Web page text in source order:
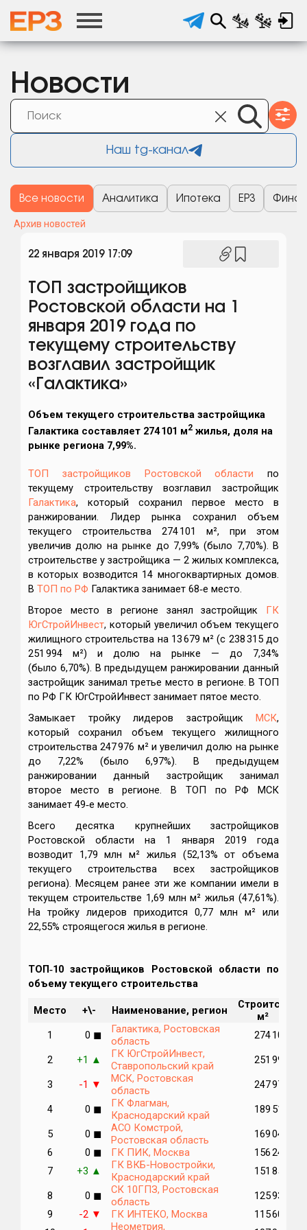
Новости
Наш tg-канал
Все новости Аналитика Ипотека ЕРЗ
Архив новостей
22 января 2019 17:09
ТОП застройщиков
Ростовской области на 1
января 2019 года по
текущему строительству
возглавил застройщик
«Галактика»
Объем текущего строительства застройщика
Галактика составляет 274 101 м2 жилья, доля на
рынке региона 7,99%.
ТОП застройщиков Ростовской области по
текущему строительству возглавил застройщик
Галактика, который сохранил первое место в
ранжировании. Лидер рынка сохранил объем
текущего строительства 274 101 м², при этом
увеличив долю на рынке до 7,99% (было 7,70%). В
строительстве у застройщика — 2 жилых комплекса,
в которых возводится 14 многоквартирных домов.
В ТОП по РФ Галактика занимает 68‑е место.
Второе место в регионе занял застройщик ГК
ЮгСтройИнвест, который увеличил объем текущего
жилищного строительства на 13 679 м² (с 238 315 до
251 994 м²) и долю на рынке — до 7,34%
(было 6,70%). В предыдущем ранжировании данный
застройщик занимал третье место в регионе. В ТОП
по РФ ГК ЮгСтройИнвест занимает пятое место.
Замыкает тройку лидеров застройщик МСК,
который сохранил объем текущего жилищного
строительства 247 976 м² и увеличил долю на рынке
до 7,22% (было 6,97%). В предыдущем
ранжировании данный застройщик занимал
второе место в регионе. В ТОП по РФ МСК
занимает 49‑е место.
Всего десятка крупнейших застройщиков
Ростовской области на 1 января 2019 года
возводит 1,79 млн м² жилья (52,13% от объема
текущего строительства всех застройщиков
региона). Месяцем ранее эти же компании имели в
текущем строительстве 1,69 млн м² жилья (47,61%).
На тройку лидеров приходится 0,77 млн м² или
22,55% строящегося жилья в регионе.
ТОП‑10 застройщиков Ростовской области по
объему текущего строительства
Место +\- Наименование, регион
Строится,
м²
1
0 ◼
Галактика, Ростовская
область
274 101
2
+1 ▲
ГК ЮгСтройИнвест,
Ставропольский край
251 994
3
-1 ▼
МСК, Ростовская
область
247 976
4
0 ◼
ГК Флагман,
Краснодарский край
189 510
5
0 ◼
АСО Комстрой,
Ростовская область
169 047
6
0 ◼ ГК ПИК, Москва
156 244
7
+3 ▲
ГК ВКБ-Новостройки,
Краснодарский край
151 857
8
0 ◼
СК 10ГПЗ, Ростовская
область
125 936
9
-2 ▼ ГК ИНТЕКО, Москва
115 601
Неометрия,